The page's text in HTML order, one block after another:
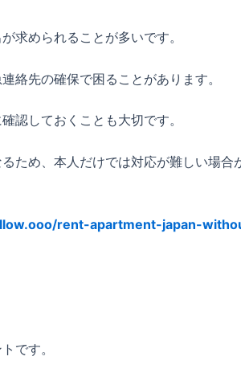
求められることが多いです。
絡先の確保で困ることがあります。
認しておくことも大切です。
ため、本人だけでは対応が難しい場合
rent-apartment-japan-
です。